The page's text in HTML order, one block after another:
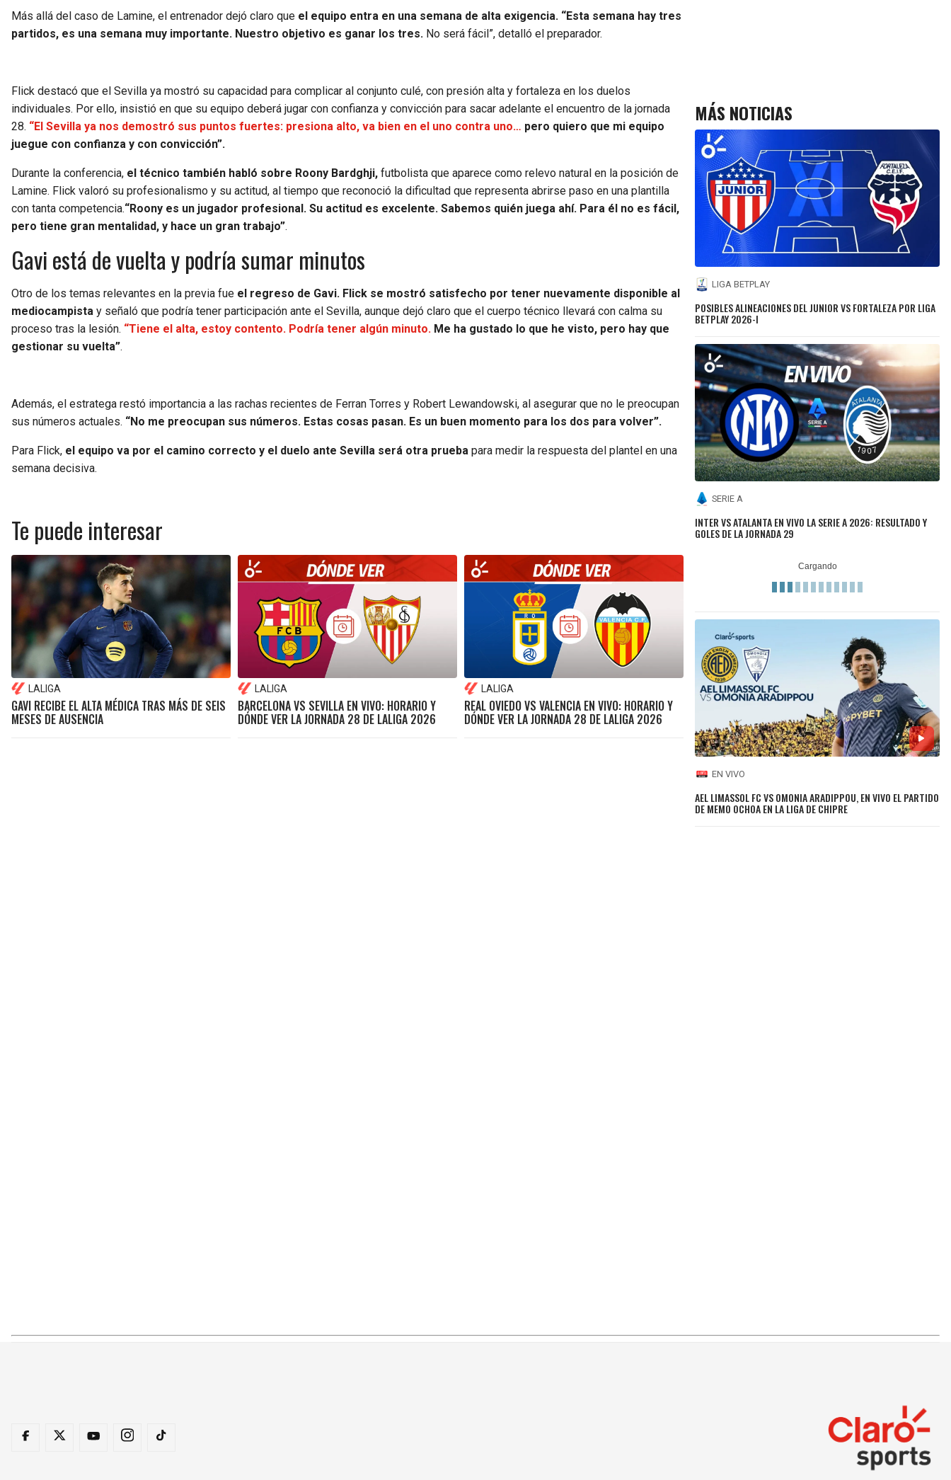
Más allá del caso de Lamine, el entrenador dejó claro que el equipo entra en una semana de alta exigencia. “Esta semana hay tres
partidos, es una semana muy importante. Nuestro objetivo es ganar los tres. No será fácil”, detalló el preparador.
Flick destacó que el Sevilla ya mostró su capacidad para complicar al conjunto culé, con presión alta y fortaleza en los duelos
individuales. Por ello, insistió en que su equipo deberá jugar con confianza y convicción para sacar adelante el encuentro de la jornada
28. “El Sevilla ya nos demostró sus puntos fuertes: presiona alto, va bien en el uno contra uno… pero quiero que mi equipo
juegue con confianza y con convicción”.
Durante la conferencia, el técnico también habló sobre Roony Bardghji, futbolista que aparece como relevo natural en la posición de
Lamine. Flick valoró su profesionalismo y su actitud, al tiempo que reconoció la dificultad que representa abrirse paso en una plantilla
con tanta competencia.“Roony es un jugador profesional. Su actitud es excelente. Sabemos quién juega ahí. Para él no es fácil,
pero tiene gran mentalidad, y hace un gran trabajo”.
Gavi está de vuelta y podría sumar minutos
Otro de los temas relevantes en la previa fue el regreso de Gavi. Flick se mostró satisfecho por tener nuevamente disponible al
mediocampista y señaló que podría tener participación ante el Sevilla, aunque dejó claro que el cuerpo técnico llevará con calma su
proceso tras la lesión. “Tiene el alta, estoy contento. Podría tener algún minuto. Me ha gustado lo que he visto, pero hay que
gestionar su vuelta”.
Además, el estratega restó importancia a las rachas recientes de Ferran Torres y Robert Lewandowski, al asegurar que no le preocupan
sus números actuales. “No me preocupan sus números. Estas cosas pasan. Es un buen momento para los dos para volver”.
Para Flick, el equipo va por el camino correcto y el duelo ante Sevilla será otra prueba para medir la respuesta del plantel en una
semana decisiva.
Te puede interesar
LALIGA
GAVI RECIBE EL ALTA MÉDICA TRAS MÁS DE SEIS
MESES DE AUSENCIA
LALIGA
BARCELONA VS SEVILLA EN VIVO: HORARIO Y
DÓNDE VER LA JORNADA 28 DE LALIGA 2026
LALIGA
REAL OVIEDO VS VALENCIA EN VIVO: HORARIO Y
DÓNDE VER LA JORNADA 28 DE LALIGA 2026
MÁS NOTICIAS
LIGA BETPLAY
POSIBLES ALINEACIONES DEL JUNIOR VS FORTALEZA POR LIGA
BETPLAY 2026-I
SERIE A
INTER VS ATALANTA EN VIVO LA SERIE A 2026: RESULTADO Y
GOLES DE LA JORNADA 29
EN VIVO
AEL LIMASSOL FC VS OMONIA ARADIPPOU, EN VIVO EL PARTIDO
DE MEMO OCHOA EN LA LIGA DE CHIPRE